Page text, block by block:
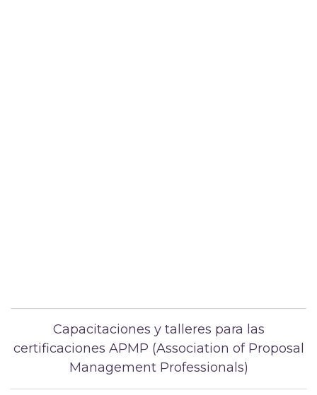
Capacitaciones y talleres para las
certificaciones APMP (Association of Proposal
Management Professionals)